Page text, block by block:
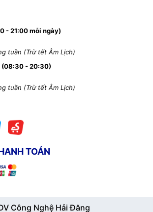
- 21:00 mỗi ngày)
tuần (Trừ tết Âm Lịch)
(08:30 - 20:30)
tuần (Trừ tết Âm Lịch)
TOÁN
Công Nghệ Hải Đăng